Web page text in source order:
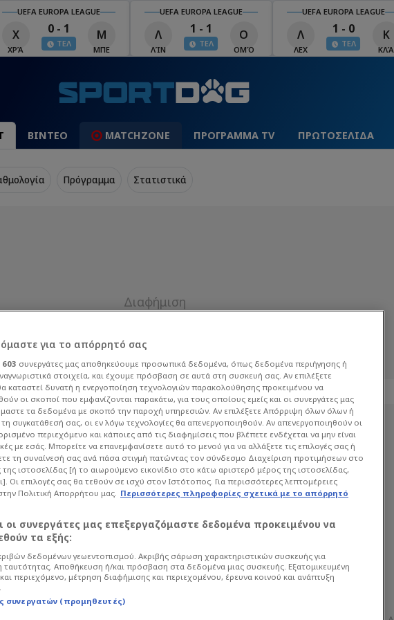
UEFA EUROPA LEAGUE
Χ
ΧΡΆ
0 - 1
ΤΕΛ
Μ
ΜΠΕ
UEFA EUROPA LEAGUE
Λ
ΛΊΝ
1 - 1
ΤΕΛ
Ο
ΟΜΌ
UEFA EUROPA LEAGUE
Λ
ΛΕΧ
1 - 0
ΤΕΛ
Κ
ΚΛΆ
ΒΙΝΤΕΟ MATCHZONE ΠΡΟΓΡΑΜΜΑ TV ΠΡΩΤΟΣΕΛΙΔΑ
Πρόγραμμα Στατιστικά
μείνουμε στο
τον κόσμο του
του εμφανίστηκε ο Γιώργος
ημιτελικό του F4 απέναντι στη
για το απόρρητό σας
603 συνεργάτες μας αποθηκεύουμε προσωπικά δεδομένα, όπως δεδομένα περιήγησης ή
στοιχεία, και έχουμε πρόσβαση σε αυτά στη συσκευή σας. Αν επιλέξετε
καταστεί δυνατή η ενεργοποίηση τεχνολογιών παρακολούθησης προκειμένου να
οι σκοποί που εμφανίζονται παρακάτω, για τους οποίους εμείς και οι συνεργάτες μας
τα δεδομένα με σκοπό την παροχή υπηρεσιών. Αν επιλέξετε Απόρριψη όλων όλων ή
συγκατάθεσή σας, οι εν λόγω τεχνολογίες θα απενεργοποιηθούν. Αν απενεργοποιηθούν οι
περιεχόμενο και κάποιες από τις διαφημίσεις που βλέπετε ενδέχεται να μην είναι
με εσάς. Μπορείτε να επανεμφανίσετε αυτό το μενού για να αλλάξετε τις επιλογές σας ή
τη συναίνεσή σας ανά πάσα στιγμή πατώντας τον σύνδεσμο Διαχείριση προτιμήσεων στο
ιστοσελίδας [ή το αιωρούμενο εικονίδιο στο κάτω αριστερό μέρος της ιστοσελίδας,
Οι επιλογές σας θα τεθούν σε ισχύ στον Ιστότοπος. Για περισσότερες λεπτομέρειες
Πολιτική Απορρήτου μας. Περισσότερες πληροφορίες σχετικά με το απόρρητό
οι συνεργάτες μας επεξεργαζόμαστε δεδομένα προκειμένου να
τα εξής:
δεδομένων γεωεντοπισμού. Ακριβής σάρωση χαρακτηριστικών συσκευής για
ταυτότητας. Αποθήκευση ή/και πρόσβαση στα δεδομένα μιας συσκευής. Εξατομικευμένη
περιεχόμενο, μέτρηση διαφήμισης και περιεχομένου, έρευνα κοινού και ανάπτυξη
συνεργατών (προμηθευτές)